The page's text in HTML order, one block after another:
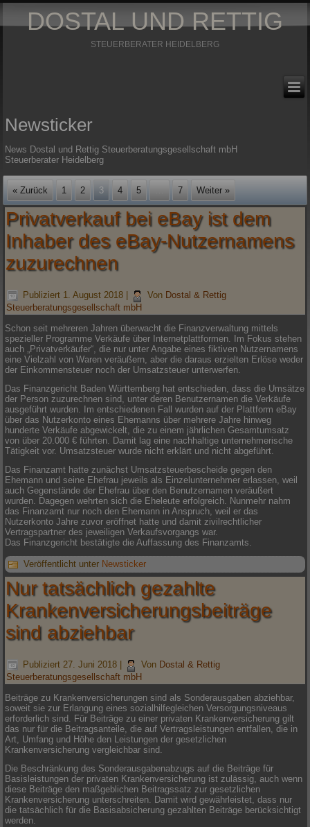
DOSTAL UND RETTIG
STEUERBERATER HEIDELBERG
Newsticker
News Dostal und Rettig Steuerberatungsgesellschaft mbH
Steuerberater Heidelberg
« Zurück 1 2 3 4 5 7 Weiter »
Privatverkauf bei eBay ist dem
Inhaber des eBay-Nutzernamens
zuzurechnen
Publiziert 1. August 2018 Von Dostal & Rettig
Steuerberatungsgesellschaft mbH
Schon seit mehreren Jahren überwacht die Finanzverwaltung mittels
spezieller Programme Verkäufe über Internetplattformen. Im Fokus stehen
auch „Privatverkäufer“, die nur unter Angabe eines fiktiven Nutzernamens
eine Vielzahl von Waren veräußern, aber die daraus erzielten Erlöse weder
der Einkommensteuer noch der Umsatzsteuer unterwerfen.
Das Finanzgericht Baden Württemberg hat entschieden, dass die Umsätze
der Person zuzurechnen sind, unter deren Benutzernamen die Verkäufe
ausgeführt wurden. Im entschiedenen Fall wurden auf der Plattform eBay
über das Nutzerkonto eines Ehemanns über mehrere Jahre hinweg
hunderte Verkäufe abgewickelt, die zu einem jährlichen Gesamtumsatz
von über 20.000 € führten. Damit lag eine nachhaltige unternehmerische
Tätigkeit vor. Umsatzsteuer wurde nicht erklärt und nicht abgeführt.
Das Finanzamt hatte zunächst Umsatzsteuerbescheide gegen den
Ehemann und seine Ehefrau jeweils als Einzelunternehmer erlassen, weil
auch Gegenstände der Ehefrau über den Benutzernamen veräußert
wurden. Dagegen wehrten sich die Eheleute erfolgreich. Nunmehr nahm
das Finanzamt nur noch den Ehemann in Anspruch, weil er das
Nutzerkonto Jahre zuvor eröffnet hatte und damit zivilrechtlicher
Vertragspartner des jeweiligen Verkaufsvorgangs war.
Das Finanzgericht bestätigte die Auffassung des Finanzamts.
Veröffentlicht unter Newsticker
Nur tatsächlich gezahlte
Krankenversicherungsbeiträge
sind abziehbar
Publiziert 27. Juni 2018 Von Dostal & Rettig
Steuerberatungsgesellschaft mbH
Beiträge zu Krankenversicherungen sind als Sonderausgaben abziehbar,
soweit sie zur Erlangung eines sozialhilfegleichen Versorgungsniveaus
erforderlich sind. Für Beiträge zu einer privaten Krankenversicherung gilt
das nur für die Beitragsanteile, die auf Vertragsleistungen entfallen, die in
Art, Umfang und Höhe den Leistungen der gesetzlichen
Krankenversicherung vergleichbar sind.
Die Beschränkung des Sonderausgabenabzugs auf die Beiträge für
Basisleistungen der privaten Krankenversicherung ist zulässig, auch wenn
diese Beiträge den maßgeblichen Beitragssatz zur gesetzlichen
Krankenversicherung unterschreiten. Damit wird gewährleistet, dass nur
die tatsächlich für die Basisabsicherung gezahlten Beiträge berücksichtigt
werden.